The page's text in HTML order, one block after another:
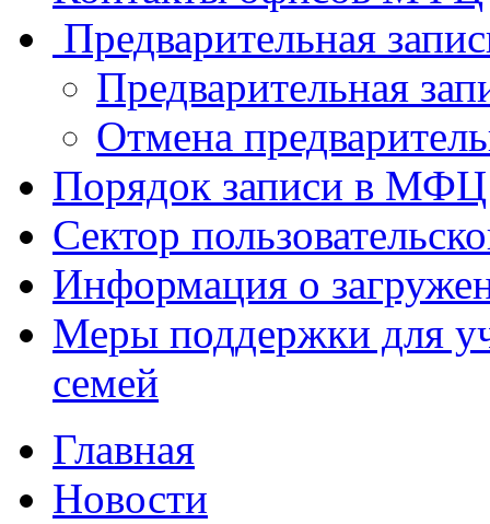
Предварительная
Предварительная
Отмена
Порядок записи в МФЦ
Сектор
Информация о
Меры поддержки для
семей
Главная
Новости